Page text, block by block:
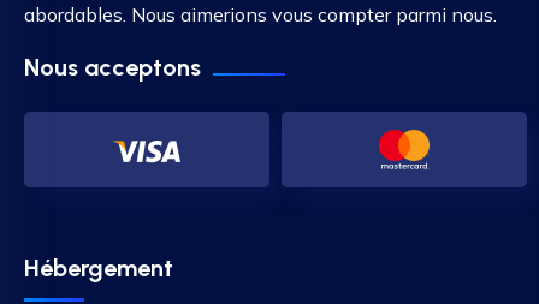
abordables. Nous aimerions vous compter parmi nous.
Nous acceptons
Hébergement